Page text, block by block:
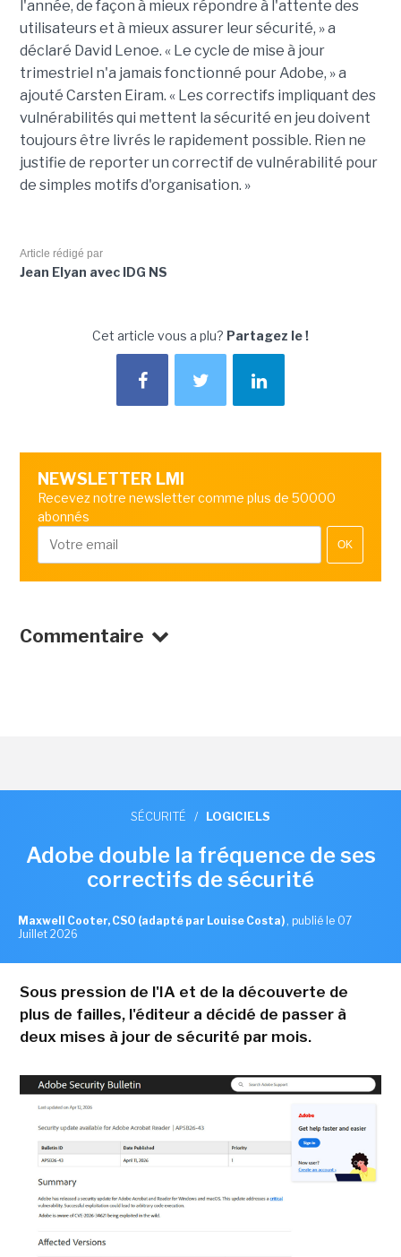
l'année, de façon à mieux répondre à l'attente des
utilisateurs et à mieux assurer leur sécurité, » a
déclaré David Lenoe. « Le cycle de mise à jour
trimestriel n'a jamais fonctionné pour Adobe, » a
ajouté Carsten Eiram. « Les correctifs impliquant des
vulnérabilités qui mettent la sécurité en jeu doivent
toujours être livrés le rapidement possible. Rien ne
justifie de reporter un correctif de vulnérabilité pour
de simples motifs d'organisation. »
Article rédigé par
Jean Elyan avec IDG NS
Cet article vous a plu? Partagez le !
NEWSLETTER LMI
Recevez notre newsletter comme plus de 50000
abonnés
OK
Commentaire
SÉCURITÉ / LOGICIELS
Adobe double la fréquence de ses
correctifs de sécurité
Maxwell Cooter, CSO (adapté par Louise Costa) , publié le 07
Juillet 2026
Sous pression de l'IA et de la découverte de
plus de failles, l'éditeur a décidé de passer à
deux mises à jour de sécurité par mois.